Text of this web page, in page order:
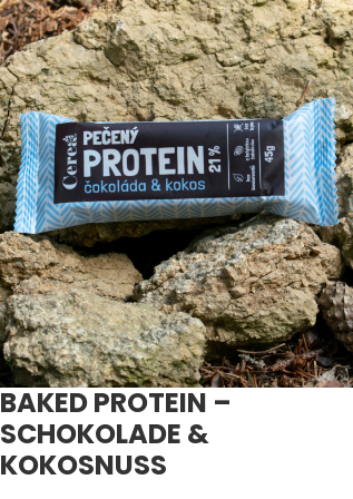
BAKED PROTEIN –
SCHOKOLADE &
KOKOSNUSS